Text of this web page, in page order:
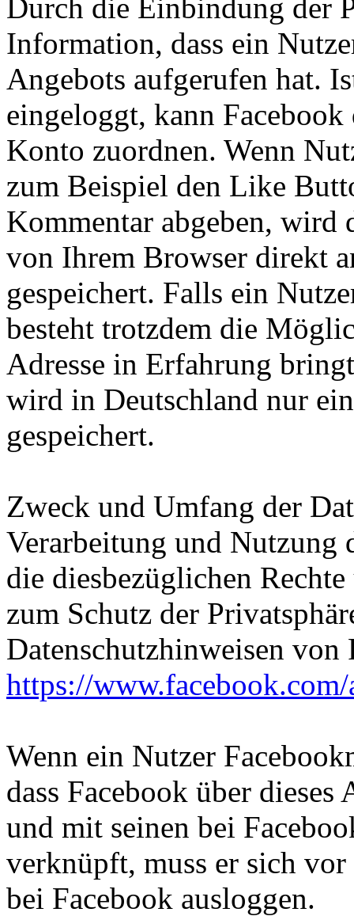
Durch die Einbindung der
Information, dass ein
Angebots aufgerufen hat.
eingeloggt, kann
Konto zuordnen. Wenn
zum Beispiel den Like
Kommentar abgeben, wird
von Ihrem Browser direkt
gespeichert. Falls ein
besteht trotzdem die
Adresse in Erfahrung
wird in Deutschland nur
gespeichert.
Zweck und Umfang der
Verarbeitung und Nutzung
die diesbezüglichen
zum Schutz der
Datenschutzhinweisen von
https://
Wenn ein Nutzer
dass Facebook über
und mit seinen bei
verknüpft, muss er sich
bei Facebook ausloggen.